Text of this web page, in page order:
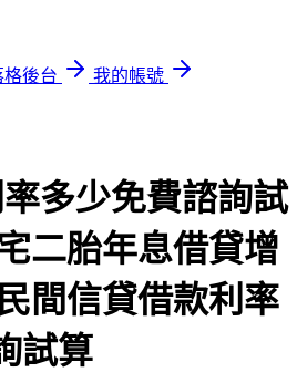
後台
我的帳號
多少免費諮詢試
二胎年息借貸增
間信貸借款利率
試算